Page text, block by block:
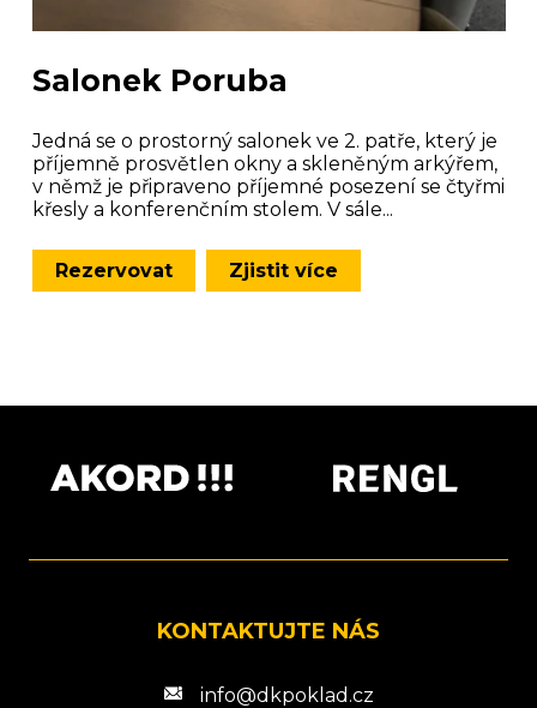
Salonek Poruba
Jedná se o prostorný salonek ve 2. patře, který je
příjemně prosvětlen okny a skleněným arkýřem,
v němž je připraveno příjemné posezení se čtyřmi
křesly a konferenčním stolem. V sále...
Rezervovat Zjistit více
KONTAKTUJTE NÁS
info@dkpoklad.cz